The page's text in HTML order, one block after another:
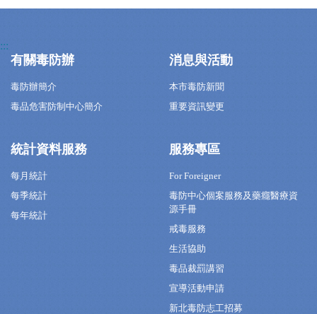
:::
有關毒防辦
毒防辦簡介
毒品危害防制中心簡介
消息與活動
本市毒防新聞
重要資訊變更
統計資料服務
每月統計
每季統計
每年統計
服務專區
For Foreigner
毒防中心個案服務及藥癮醫療資
源手冊
戒毒服務
生活協助
毒品裁罰講習
宣導活動申請
新北毒防志工招募